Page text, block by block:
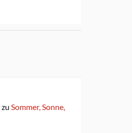
zuSommer, Sonne,